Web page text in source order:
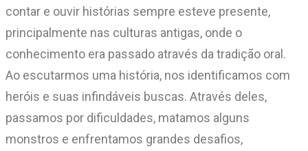
contar e ouvir histórias sempre esteve presente,
principalmente nas culturas antigas, onde o
conhecimento era passado através da tradição oral.
Ao escutarmos uma história, nos identificamos com
heróis e suas infindáveis buscas. Através deles,
passamos por dificuldades, matamos alguns
monstros e enfrentamos grandes desafios,